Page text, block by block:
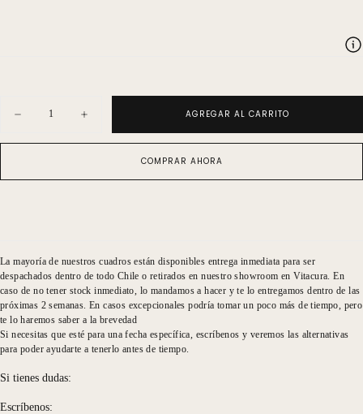
Disminuir
para
Pajaro
Aumentar
cantidad
para
Pajaro
AGREGAR AL CARRITO
COMPRAR AHORA
La mayoría de nuestros cuadros están disponibles entrega inmediata para ser
despachados dentro de todo Chile o retirados en nuestro showroom en Vitacura. En
caso de no tener stock inmediato, lo mandamos a hacer y te lo entregamos dentro de las
próximas 2 semanas. En casos excepcionales podría tomar un poco más de tiempo, pero
te lo haremos saber a la brevedad
Si necesitas que esté para una fecha específica, escríbenos y veremos las alternativas
para poder ayudarte a tenerlo antes de tiempo.
Si tienes dudas:
Escríbenos: